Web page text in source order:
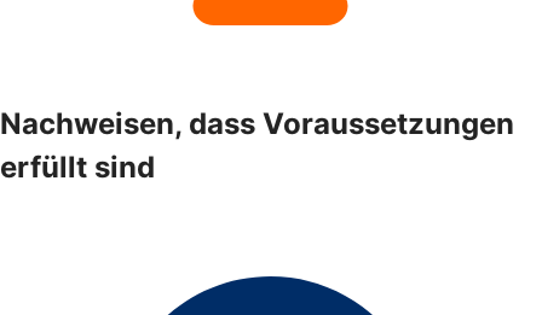
Nachweisen, dass Voraussetzungen
erfüllt sind